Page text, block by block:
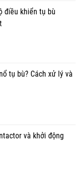
điều khiển tụ bù
tụ bù? Cách xử lý và
và khởi động